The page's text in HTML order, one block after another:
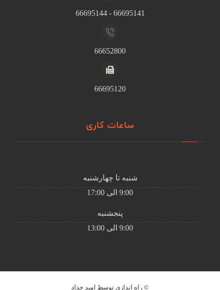
66695141 - 66695144
66652800
66695120
ساعات کاری
شنبه تا چهارشنبه
9:00 الی 17:00
پنجشنبه
9:00 الی 13:00
© راه اندازی توسط امید حداد